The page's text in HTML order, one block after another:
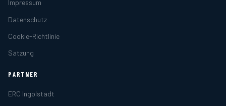
Impressum
Datenschutz
Cookie-Richtlinie
Satzung
PARTNER
ERC Ingolstadt